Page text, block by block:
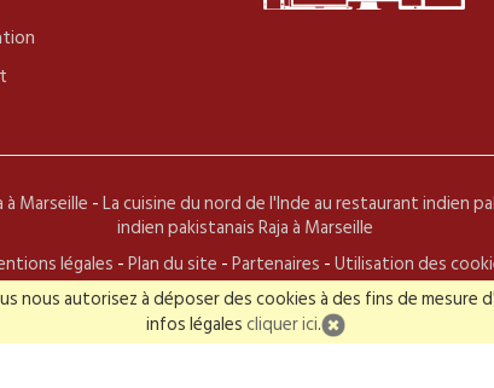
nous autorisez à déposer des cookies à des fins de mesure
infos légalescliquer ici.
Marseille -La cuisine du nord de l'Inde au restaurant indien
indien pakistanais Raja à Marseille
légales -Plan du site -Partenaires -Utilisation des
à jour le 22 Août 2023. Copyright © 2011-2026 Raja All